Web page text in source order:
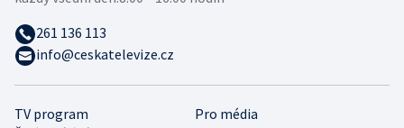
TV program
Pro média
261 136 113
info@ceskatelevize.cz